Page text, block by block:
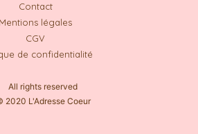
Contact
Mentions légales
CGV
de confidentialité
All rights reserved
2020 L'Adresse Coeur